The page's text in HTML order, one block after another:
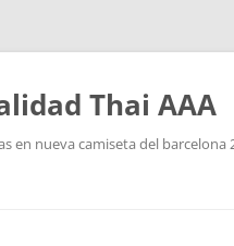
Thai AAA
nueva camiseta del barcelona